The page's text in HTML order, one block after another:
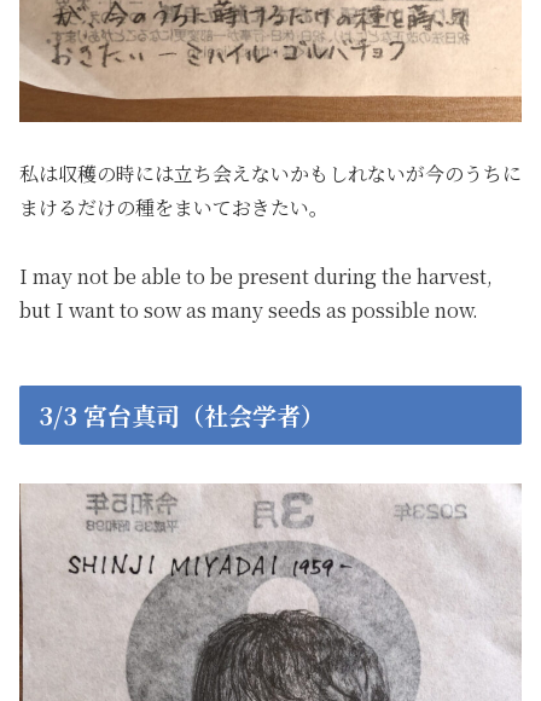
私は収穫の時には立ち会えないかもしれないが今のうちに
まけるだけの種をまいておきたい。
I may not be able to be present during the harvest,
but I want to sow as many seeds as possible now.
3/3 宮台真司（社会学者）